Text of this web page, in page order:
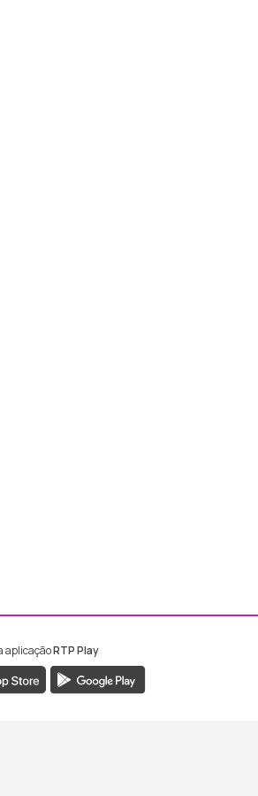
Madeira
aplicaçãoRTP Play